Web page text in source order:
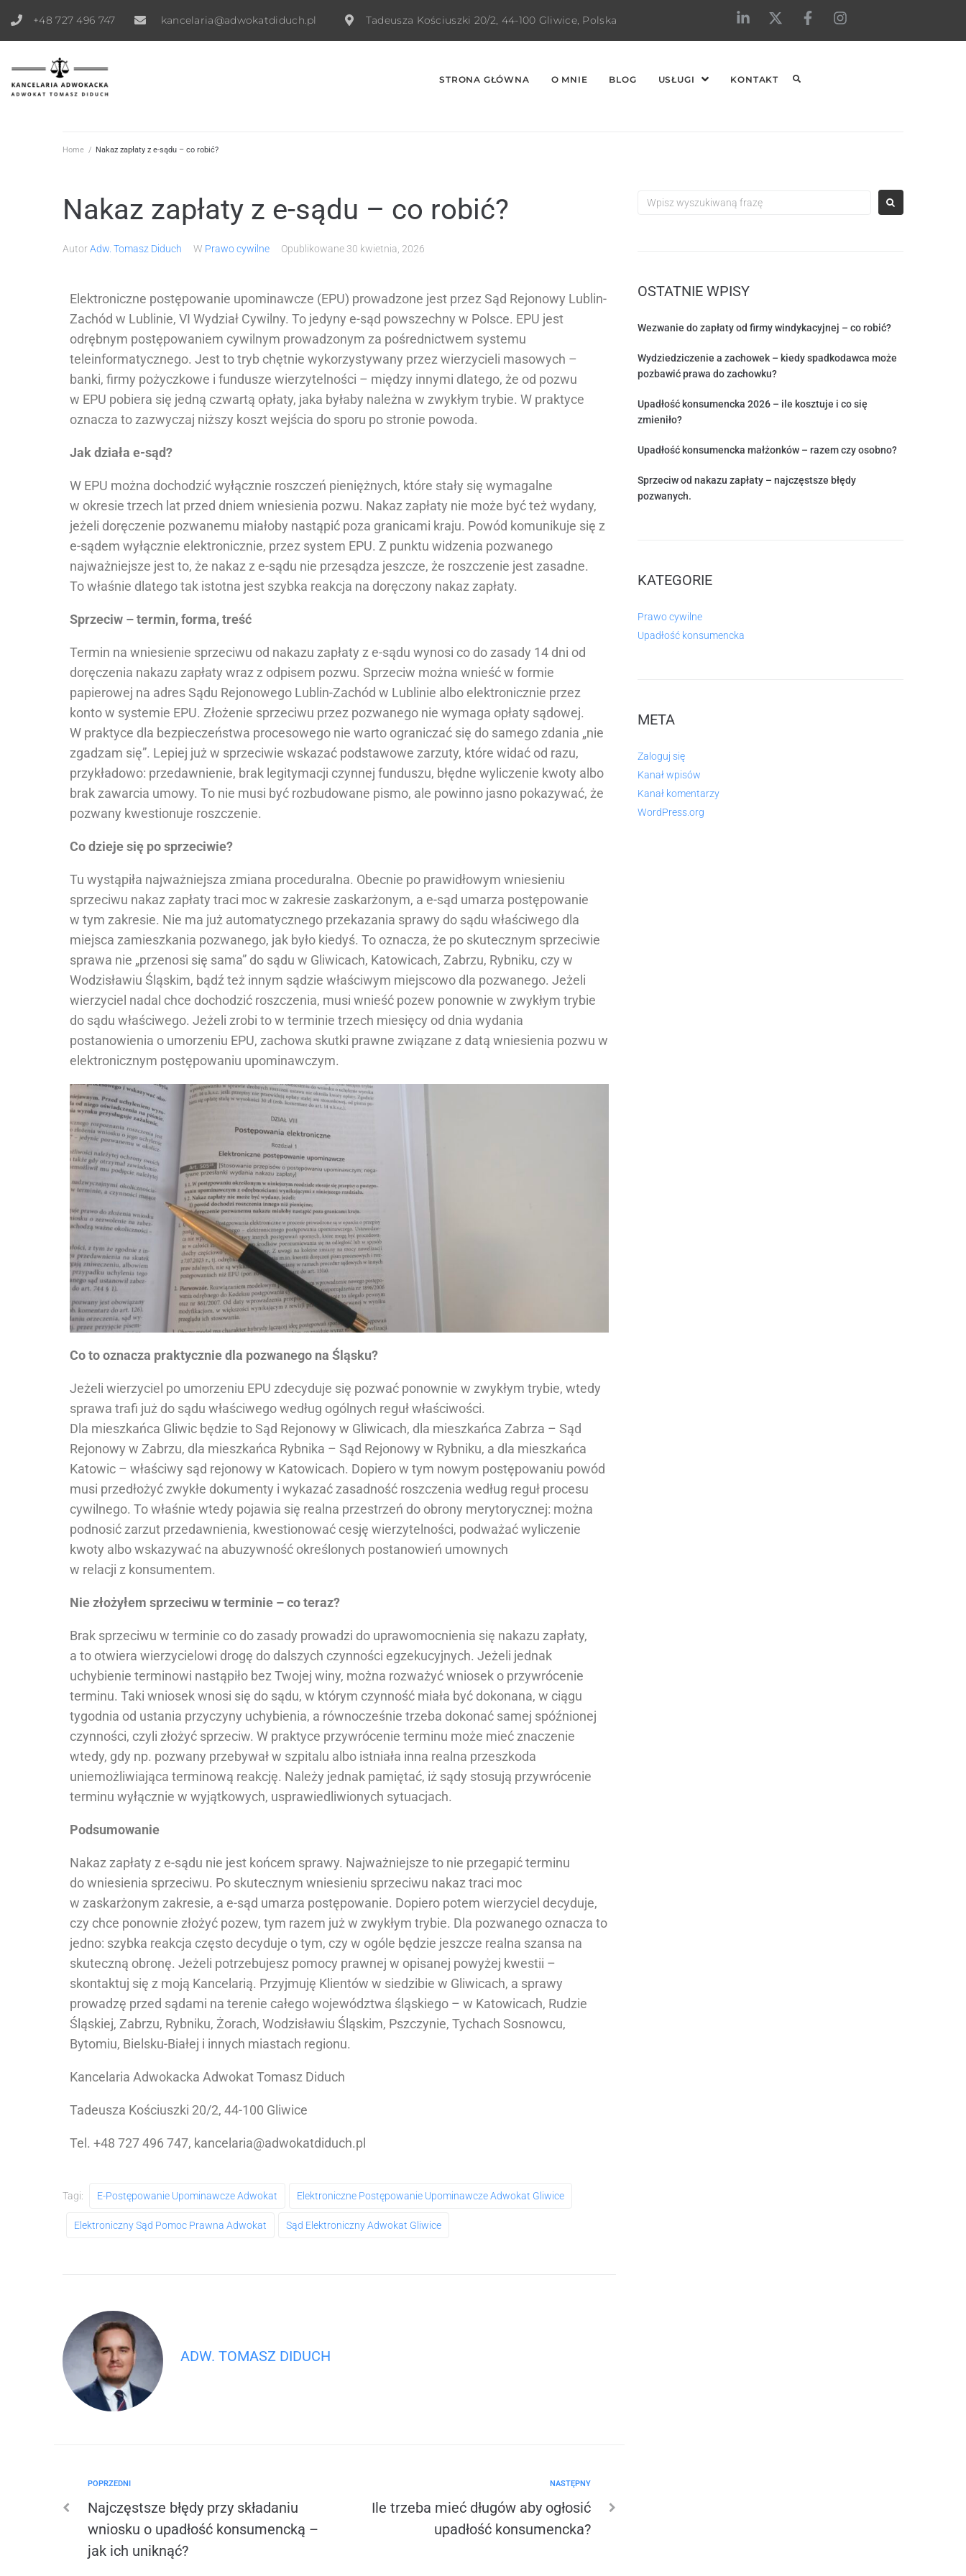
+48 727 496 747 kancelaria@adwokatdiduch.pl Tadeusza Kościuszki 20/2, 44-100 Gliwice, Polska
STRONA GŁÓWNA O MNIE BLOG USŁUGI KONTAKT
Home / Nakaz zapłaty z e-sądu – co robić?
Nakaz zapłaty z e-sądu – co robić?
AutorAdw. Tomasz Diduch W Prawo cywilne Opublikowane30 kwietnia, 2026
Elektroniczne postępowanie upominawcze (EPU) prowadzone jest przez Sąd Rejonowy Lublin-
Zachód w Lublinie, VI Wydział Cywilny. To jedyny e-sąd powszechny w Polsce. EPU jest
odrębnym postępowaniem cywilnym prowadzonym za pośrednictwem systemu
teleinformatycznego. Jest to tryb chętnie wykorzystywany przez wierzycieli masowych –
banki, firmy pożyczkowe i fundusze wierzytelności – między innymi dlatego, że od pozwu
w EPU pobiera się jedną czwartą opłaty, jaka byłaby należna w zwykłym trybie. W praktyce
oznacza to zazwyczaj niższy koszt wejścia do sporu po stronie powoda.
Jak działa e-sąd?
W EPU można dochodzić wyłącznie roszczeń pieniężnych, które stały się wymagalne
w okresie trzech lat przed dniem wniesienia pozwu. Nakaz zapłaty nie może być też wydany,
jeżeli doręczenie pozwanemu miałoby nastąpić poza granicami kraju. Powód komunikuje się z
e-sądem wyłącznie elektronicznie, przez system EPU. Z punktu widzenia pozwanego
najważniejsze jest to, że nakaz z e-sądu nie przesądza jeszcze, że roszczenie jest zasadne.
To właśnie dlatego tak istotna jest szybka reakcja na doręczony nakaz zapłaty.
Sprzeciw – termin, forma, treść
Termin na wniesienie sprzeciwu od nakazu zapłaty z e-sądu wynosi co do zasady 14 dni od
doręczenia nakazu zapłaty wraz z odpisem pozwu. Sprzeciw można wnieść w formie
papierowej na adres Sądu Rejonowego Lublin-Zachód w Lublinie albo elektronicznie przez
konto w systemie EPU. Złożenie sprzeciwu przez pozwanego nie wymaga opłaty sądowej.
W praktyce dla bezpieczeństwa procesowego nie warto ograniczać się do samego zdania „nie
zgadzam się”. Lepiej już w sprzeciwie wskazać podstawowe zarzuty, które widać od razu,
przykładowo: przedawnienie, brak legitymacji czynnej funduszu, błędne wyliczenie kwoty albo
brak zawarcia umowy. To nie musi być rozbudowane pismo, ale powinno jasno pokazywać, że
pozwany kwestionuje roszczenie.
Co dzieje się po sprzeciwie?
Tu wystąpiła najważniejsza zmiana proceduralna. Obecnie po prawidłowym wniesieniu
sprzeciwu nakaz zapłaty traci moc w zakresie zaskarżonym, a e-sąd umarza postępowanie
w tym zakresie. Nie ma już automatycznego przekazania sprawy do sądu właściwego dla
miejsca zamieszkania pozwanego, jak było kiedyś. To oznacza, że po skutecznym sprzeciwie
sprawa nie „przenosi się sama” do sądu w Gliwicach, Katowicach, Zabrzu, Rybniku, czy w
Wodzisławiu Śląskim, bądź też innym sądzie właściwym miejscowo dla pozwanego. Jeżeli
wierzyciel nadal chce dochodzić roszczenia, musi wnieść pozew ponownie w zwykłym trybie
do sądu właściwego. Jeżeli zrobi to w terminie trzech miesięcy od dnia wydania
postanowienia o umorzeniu EPU, zachowa skutki prawne związane z datą wniesienia pozwu w
elektronicznym postępowaniu upominawczym.
Co to oznacza praktycznie dla pozwanego na Śląsku?
Jeżeli wierzyciel po umorzeniu EPU zdecyduje się pozwać ponownie w zwykłym trybie, wtedy
sprawa trafi już do sądu właściwego według ogólnych reguł właściwości.
Dla mieszkańca Gliwic będzie to Sąd Rejonowy w Gliwicach, dla mieszkańca Zabrza – Sąd
Rejonowy w Zabrzu, dla mieszkańca Rybnika – Sąd Rejonowy w Rybniku, a dla mieszkańca
Katowic – właściwy sąd rejonowy w Katowicach. Dopiero w tym nowym postępowaniu powód
musi przedłożyć zwykłe dokumenty i wykazać zasadność roszczenia według reguł procesu
cywilnego. To właśnie wtedy pojawia się realna przestrzeń do obrony merytorycznej: można
podnosić zarzut przedawnienia, kwestionować cesję wierzytelności, podważać wyliczenie
kwoty albo wskazywać na abuzywność określonych postanowień umownych
w relacji z konsumentem.
Nie złożyłem sprzeciwu w terminie – co teraz?
Brak sprzeciwu w terminie co do zasady prowadzi do uprawomocnienia się nakazu zapłaty,
a to otwiera wierzycielowi drogę do dalszych czynności egzekucyjnych. Jeżeli jednak
uchybienie terminowi nastąpiło bez Twojej winy, można rozważyć wniosek o przywrócenie
terminu. Taki wniosek wnosi się do sądu, w którym czynność miała być dokonana, w ciągu
tygodnia od ustania przyczyny uchybienia, a równocześnie trzeba dokonać samej spóźnionej
czynności, czyli złożyć sprzeciw. W praktyce przywrócenie terminu może mieć znaczenie
wtedy, gdy np. pozwany przebywał w szpitalu albo istniała inna realna przeszkoda
uniemożliwiająca terminową reakcję. Należy jednak pamiętać, iż sądy stosują przywrócenie
terminu wyłącznie w wyjątkowych, usprawiedliwionych sytuacjach.
Podsumowanie
Nakaz zapłaty z e-sądu nie jest końcem sprawy. Najważniejsze to nie przegapić terminu
do wniesienia sprzeciwu. Po skutecznym wniesieniu sprzeciwu nakaz traci moc
w zaskarżonym zakresie, a e-sąd umarza postępowanie. Dopiero potem wierzyciel decyduje,
czy chce ponownie złożyć pozew, tym razem już w zwykłym trybie. Dla pozwanego oznacza to
jedno: szybka reakcja często decyduje o tym, czy w ogóle będzie jeszcze realna szansa na
skuteczną obronę. Jeżeli potrzebujesz pomocy prawnej w opisanej powyżej kwestii –
skontaktuj się z moją Kancelarią. Przyjmuję Klientów w siedzibie w Gliwicach, a sprawy
prowadzę przed sądami na terenie całego województwa śląskiego – w Katowicach, Rudzie
Śląskiej, Zabrzu, Rybniku, Żorach, Wodzisławiu Śląskim, Pszczynie, Tychach Sosnowcu,
Bytomiu, Bielsku-Białej i innych miastach regionu.
Kancelaria Adwokacka Adwokat Tomasz Diduch
Tadeusza Kościuszki 20/2, 44-100 Gliwice
Tel. +48 727 496 747, kancelaria@adwokatdiduch.pl
Tagi: E-Postępowanie Upominawcze Adwokat Elektroniczne Postępowanie Upominawcze Adwokat Gliwice
Elektroniczny Sąd Pomoc Prawna Adwokat Sąd Elektroniczny Adwokat Gliwice
ADW. TOMASZ DIDUCH
POPRZEDNI
Najczęstsze błędy przy składaniu
wniosku o upadłość konsumencką –
jak ich uniknąć?
NASTĘPNY
Ile trzeba mieć długów aby ogłosić
upadłość konsumencka?
OSTATNIE WPISY
Wezwanie do zapłaty od firmy windykacyjnej – co robić?
Wydziedziczenie a zachowek – kiedy spadkodawca może
pozbawić prawa do zachowku?
Upadłość konsumencka 2026 – ile kosztuje i co się
zmieniło?
Upadłość konsumencka małżonków – razem czy osobno?
Sprzeciw od nakazu zapłaty – najczęstsze błędy
pozwanych.
KATEGORIE
Prawo cywilne
Upadłość konsumencka
META
Zaloguj się
Kanał wpisów
Kanał komentarzy
WordPress.org